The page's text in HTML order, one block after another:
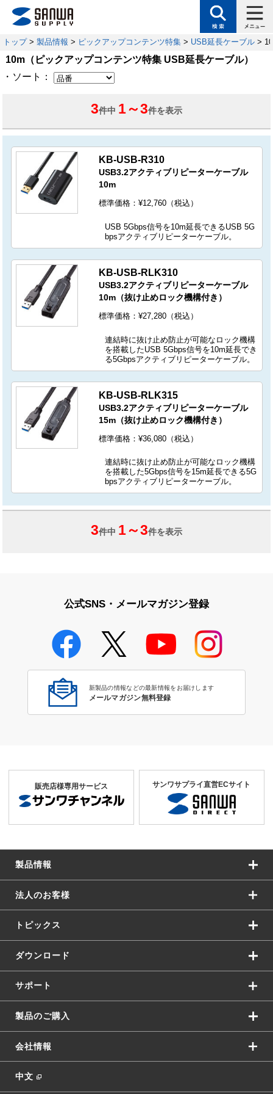
トップ> 製品情報 > ピックアップコンテンツ特集 > USB延長ケーブル >
10m（ピックアップコンテンツ特集 USB延長ケーブル）
・ソート：
3件中 1～3件を表示
KB-USB-R310
USB3.2アクティブリピーターケーブル
10m
標準価格：¥12,760（税込）
USB 5Gbps信号を10m延長できるUSB 5G
bpsアクティブリピーターケーブル。
KB-USB-RLK310
USB3.2アクティブリピーターケーブル
10m（抜け止めロック機構付き）
標準価格：¥27,280（税込）
連結時に抜け止め防止が可能なロック機構
を搭載したUSB 5Gbps信号を10m延長でき
る5Gbpsアクティブリピーターケーブル。
KB-USB-RLK315
USB3.2アクティブリピーターケーブル
15m（抜け止めロック機構付き）
標準価格：¥36,080（税込）
連結時に抜け止め防止が可能なロック機構
を搭載した5Gbps信号を15m延長できる5G
bpsアクティブリピーターケーブル。
3件中 1～3件を表示
公式SNS・メールマガジン登録
新製品の情報などの最新情報をお届けします
メールマガジン無料登録
販売店様専用サービス サンワサプライ直営ECサイト
製品情報
法人のお客様
トピックス
ダウンロード
サポート
製品のご購入
会社情報
中文